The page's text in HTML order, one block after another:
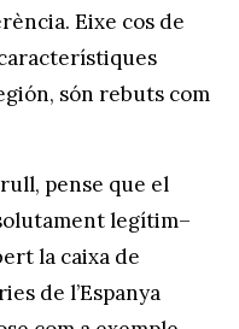
Eixe cos de
són rebuts com
pense que el
legítim–
la caixa de
de l’Espanya